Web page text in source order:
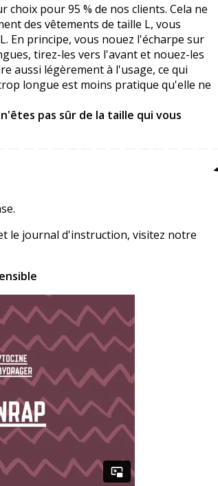
pour 95 % de nos clients. Cela ne
des vêtements de taille L, vous
En principe, vous nouez l'écharpe sur
tirez-les vers l'avant et nouez-les
aussi légèrement à l'usage, ce qui
longue est moins pratique qu'elle ne
pas sûr de la taille qui vous
le journal d'instruction, visitez notre